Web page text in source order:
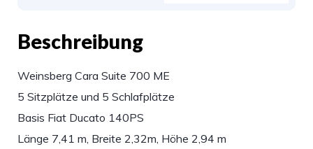
Beschreibung
Weinsberg Cara Suite 700 ME
5 Sitzplätze und 5 Schlafplätze
Basis Fiat Ducato 140PS
Länge 7,41 m, Breite 2,32m, Höhe 2,94 m